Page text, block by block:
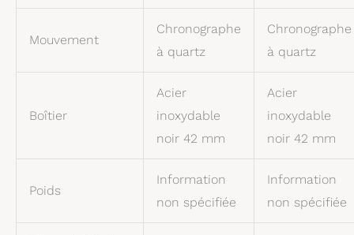
Mouvement
Chronographe
à quartz
Chronographe
à quartz
Boîtier
Acier
inoxydable
noir 42 mm
Acier
inoxydable
noir 42 mm
Poids
Information
non spécifiée
Information
non spécifiée